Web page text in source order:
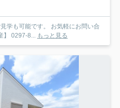
。 お気軽にお問い合
不動産】 0297-8... もっと見る